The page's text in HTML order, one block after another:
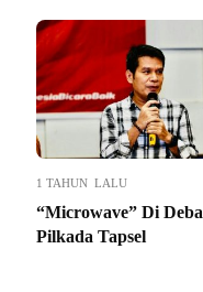
1 TAHUN LALU
“Microwave” Di
Pilkada Tapsel